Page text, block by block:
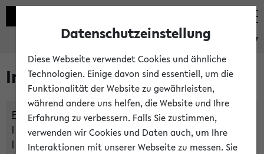
eKVV
Im eKVV verwaltete Räume
Freie Räume und Veranstaltungsüberschneidungen
Raumüberschneidungen
Hinweise der zentralen Raumvergabe
Datenschutzeinstellung
Diese Webseite verwendet Cookies und ähnliche
Technologien. Einige davon sind essentiell, um die
Funktionalität der Website zu gewährleisten,
während andere uns helfen, die Website und Ihre
Erfahrung zu verbessern. Falls Sie zustimmen,
verwenden wir Cookies und Daten auch, um Ihre
Interaktionen mit unserer Webseite zu messen. Sie